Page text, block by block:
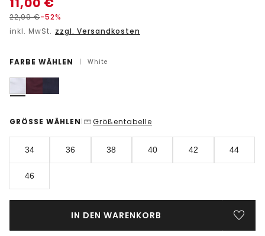
22,99€-52%
inkl. MwSt. zzgl. Versandkosten
FARBE WÄHLEN | White
GRÖSSE WÄHLEN | Größentabelle
34 36 38 40 42 44
46
IN DEN WARENKORB